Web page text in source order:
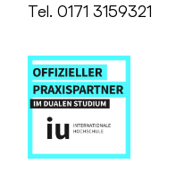
Tel. 0171 3159321